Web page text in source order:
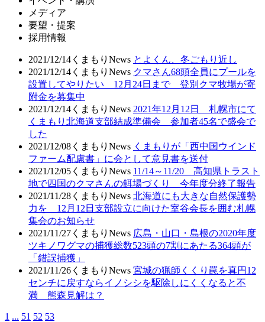
メディア
要望・提案
採用情報
2021/12/14 くまもりNews とよくん、冬ごもり近し
2021/12/14 くまもりNews クマさん68頭全員にプールを
設置してやりたい 12月24日まで 登別クマ牧場が寄
附金を募集中
2021/12/14 くまもりNews 2021年12月12日 札幌市にて
くまもり北海道支部結成準備会 参加者45名で盛会で
した
2021/12/08 くまもりNews くまもりが「西中国ウインド
ファーム配慮書」に会として意見書を送付
2021/12/05 くまもりNews 11/14～11/20 高知県トラスト
地で四国のクマさんの餌場づくり 今年度分終了報告
2021/11/28 くまもりNews 北海道にも大きな自然保護勢
力を 12月12日支部設立に向けた室谷会長を囲む札幌
集会のお知らせ
2021/11/27 くまもりNews 広島・山口・島根の2020年度
ツキノワグマの捕獲総数523頭の7割にあたる364頭が
「錯誤捕獲」
2021/11/26 くまもりNews 宮城の猟師くくり罠を真円12
センチに戻すならイノシシを駆除しにくくなると不
満 熊森見解は？
1 ... 51 52 53